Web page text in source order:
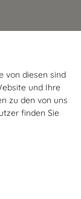
von diesen sind
und Ihre
zu den von uns
finden Sie